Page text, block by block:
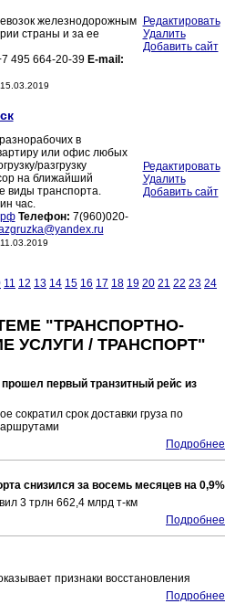
железнодорожным
страны и за ее
495 664-20-39 E-mail:
Редактировать
Удалить
Добавить сайт
в
или офис любых
разгрузку
на ближайший
виды транспорта.
час.
Телефон: 7(960)020-
Редактировать
Удалить
Добавить сайт
11 12 13 14 15 16 17 18 19 20 21 22 23 24
"ТРАНСПОРТНО-
УСЛУГИ / ТРАНСПОРТ"
первый транзитный рейс из
сократил срок доставки груза по
Подробнее
снизился за восемь месяцев на 0,9%
3 трлн 662,4 млрд т-км
Подробнее
признаки восстановления
Подробнее